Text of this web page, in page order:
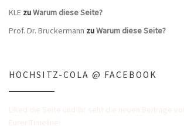
KLE zuWarum diese Seite?
Prof. Dr. Bruckermann zuWarum diese Seite?
HOCHSITZ-COLA @ FACEBOOK